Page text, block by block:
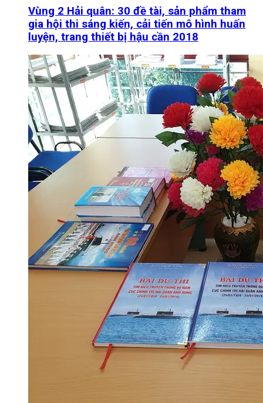
Vùng 2 Hải quân: 30 đề tài, sản phẩm tham
gia hội thi sáng kiến, cải tiến mô hình huấn
luyện, trang thiết bị hậu cần 2018